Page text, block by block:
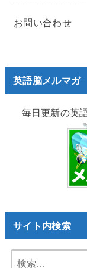
お問い合わせ
英語脳メルマガ
毎日更新の英
サイト内検索